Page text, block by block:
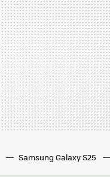
Samsung Galaxy S25